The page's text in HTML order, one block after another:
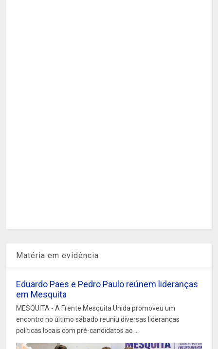
Matéria em evidência
Eduardo Paes e Pedro Paulo reúnem lideranças
em Mesquita
MESQUITA - A Frente Mesquita Unida promoveu um
encontro no último sábado reuniu diversas lideranças
políticas locais com pré-candidatos ao ...